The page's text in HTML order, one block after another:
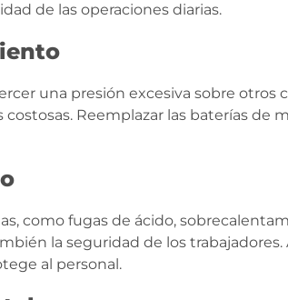
de las operaciones diarias.
una presión excesiva sobre
Reemplazar las baterías
como fugas de ácido,
la seguridad de los
al personal.